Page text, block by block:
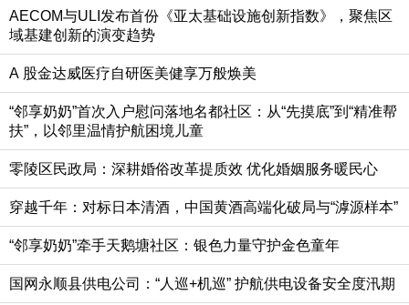
AECOM与ULI发布首份《亚太基础设施创新指数》，聚焦区
域基建创新的演变趋势
A 股金达威医疗自研医美健享万般焕美
“邻享奶奶”首次入户慰问落地名都社区：从“先摸底”到“精准帮
扶”，以邻里温情护航困境儿童
零陵区民政局：深耕婚俗改革提质效 优化婚姻服务暖民心
穿越千年：对标日本清酒，中国黄酒高端化破局与“滹源样本”
“邻享奶奶”牵手天鹅塘社区：银色力量守护金色童年
国网永顺县供电公司：“人巡+机巡” 护航供电设备安全度汛期